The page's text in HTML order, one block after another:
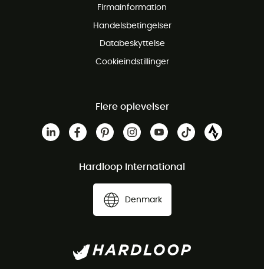
Firmainformation
Handelsbetingelser
Databeskyttelse
Cookieindstillinger
Flere oplevelser
Hardloop International
Denmark